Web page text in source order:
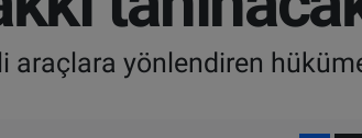
yönlendiren